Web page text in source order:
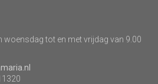
woensdag tot en met vrijdag van 9.00